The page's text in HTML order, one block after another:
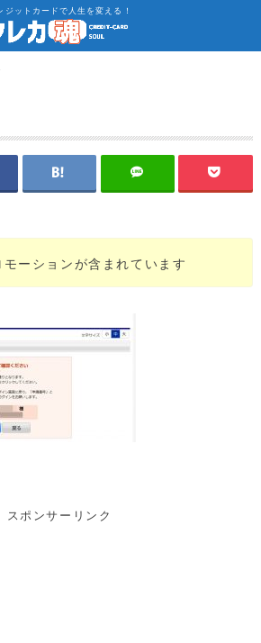
ジットカードで人生を変える！
ーションが含まれています
スポンサーリンク